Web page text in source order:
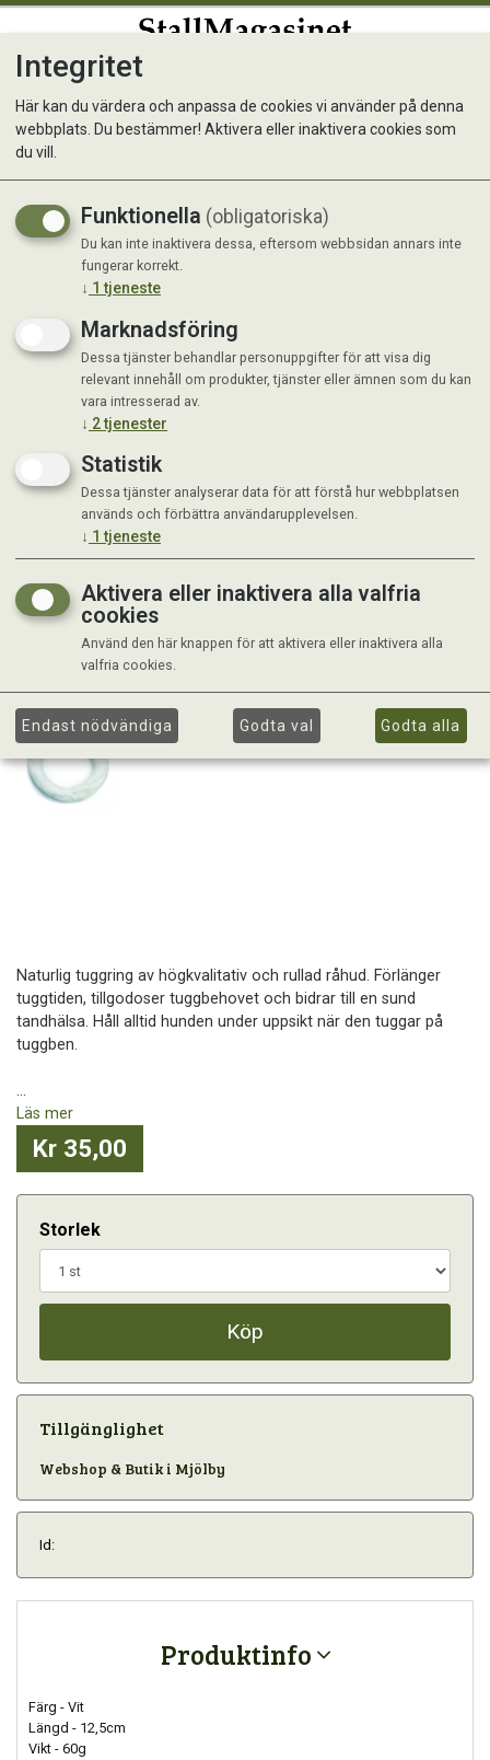
Tuggring vit 12,5 cm
Naturlig tuggring av högkvalitativ och rullad råhud. Förlänger
tuggtiden, tillgodoser tuggbehovet och bidrar till en sund
tandhälsa. Håll alltid hunden under uppsikt när den tuggar på
tuggben.
...
Läs mer
Kr 35,00
Storlek
Köp
Tillgänglighet
Webshop & Butik i Mjölby
Id:
Produktinfo
Färg - Vit
Längd - 12,5cm
Vikt - 60g
Integritet
Här kan du värdera och anpassa de cookies vi använder på denna
webbplats. Du bestämmer! Aktivera eller inaktivera cookies som
du vill.
Funktionella (obligatoriska)
Du kan inte inaktivera dessa, eftersom webbsidan annars inte
fungerar korrekt.
↓ 1 tjeneste
Marknadsföring
Dessa tjänster behandlar personuppgifter för att visa dig
relevant innehåll om produkter, tjänster eller ämnen som du kan
vara intresserad av.
↓ 2tjenester
Statistik
Dessa tjänster analyserar data för att förstå hur webbplatsen
används och förbättra användarupplevelsen.
↓ 1 tjeneste
Aktivera eller inaktivera alla valfria
cookies
Använd den här knappen för att aktivera eller inaktivera alla
valfria cookies.
Endast nödvändiga Godta val Godta alla